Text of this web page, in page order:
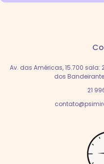
Av. das Américas, 15.700 sala:
dos
21